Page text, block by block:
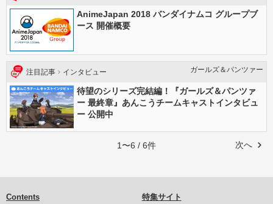
AnimeJapan 2018 バンダイナムコ グループブ
ース 開催概要
注目記事 インタビュー ガールズ＆パンツァー
待望のシリーズ完結編！『ガールズ＆パンツァ
ー 最終章』あんこうチームキャストインタビュ
ー 公開中
次へ
1〜6 / 6件
Contents
特集サイト